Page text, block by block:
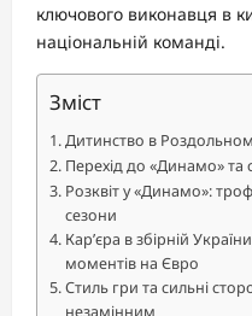
ключового виконавця в
національній команді.
Зміст
Дитинство в
Перехід до «Динамо» та
Розквіт у «Динамо»:
сезони
Кар’єра в збірній
моментів на Євро
Стиль гри та сильні
незамінним